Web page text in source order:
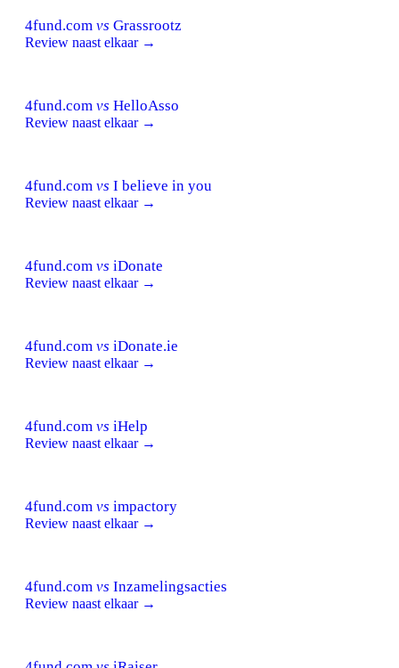
4fund.com vs Grassrootz
Review naast elkaar →
4fund.com vs HelloAsso
Review naast elkaar →
4fund.com vs I believe in you
Review naast elkaar →
4fund.com vs iDonate
Review naast elkaar →
4fund.com vs iDonate.ie
Review naast elkaar →
4fund.com vs iHelp
Review naast elkaar →
4fund.com vs impactory
Review naast elkaar →
4fund.com vs Inzamelingsacties
Review naast elkaar →